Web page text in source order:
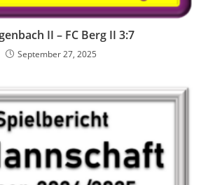
II – FC Berg II 3:7
September 27, 2025